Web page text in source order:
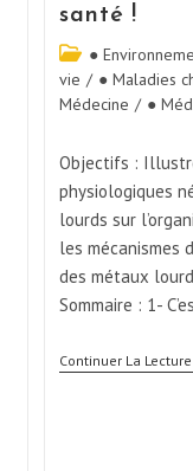
santé !
●
vie / ● Maladies
Médecine / ●
Objectifs :
physiologiques
lourds sur
les mécanismes
des métaux
Sommaire : 1-
Continuer La Lecture